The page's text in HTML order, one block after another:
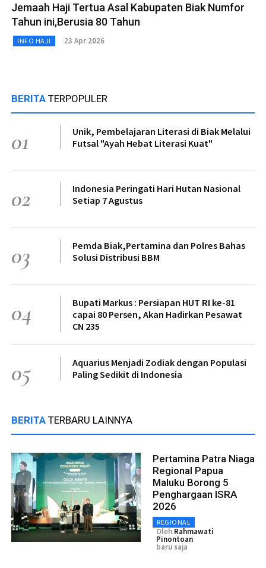
Jemaah Haji Tertua Asal Kabupaten Biak Numfor
Tahun ini,Berusia 80 Tahun
INFO HAJI 23 Apr 2026
BERITA TERPOPULER
01
Unik, Pembelajaran Literasi di Biak Melalui
Futsal "Ayah Hebat Literasi Kuat"
02
Indonesia Peringati Hari Hutan Nasional
Setiap 7 Agustus
03
Pemda Biak,Pertamina dan Polres Bahas
Solusi Distribusi BBM
04
Bupati Markus : Persiapan HUT RI ke-81
capai 80 Persen, Akan Hadirkan Pesawat
CN 235
05
Aquarius Menjadi Zodiak dengan Populasi
Paling Sedikit di Indonesia
BERITA TERBARU LAINNYA
Pertamina Patra Niaga
Regional Papua
Maluku Borong 5
Penghargaan ISRA
2026
REGIONAL
Oleh Rahmawati
Pinontoan
baru saja